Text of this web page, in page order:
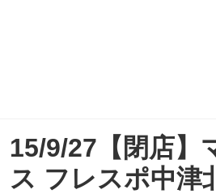
15/9/27【閉店】
ス フレスポ中津